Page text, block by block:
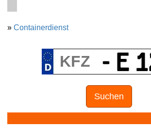
» Containerdienst
Suchen